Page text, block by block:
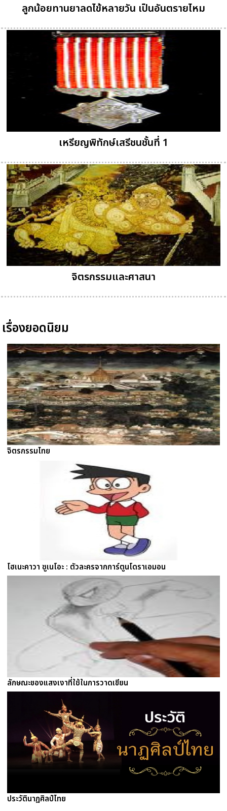
ลูกน้อยทานยาลดไข้หลายวัน เป็นอันตรายไหม
เหรียญพิทักษ์เสรีชนชั้นที่ 1
จิตรกรรมและศาสนา
เรื่องยอดนิยม
จิตรกรรมไทย
โฮเนะคาวา ซูเนโอะ : ตัวละครจากการ์ตูนโดราเอมอน
ลักษณะของแสงเงาที่ใช้ในการวาดเขียน
ประวัตินาฏศิลป์ไทย